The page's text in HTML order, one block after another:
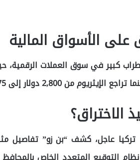
على الأسواق المالية
الاختراق؟
عاجل، كشف “بن زو” تفاصيل